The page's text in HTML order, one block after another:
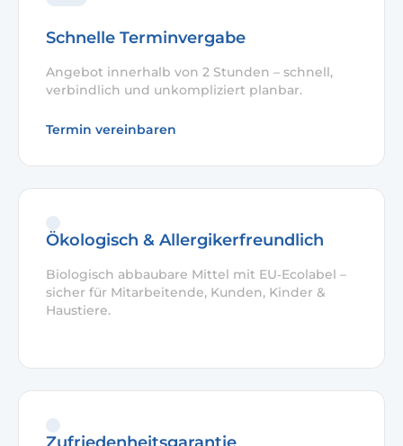
Schnelle Terminvergabe
Angebot innerhalb von 2 Stunden – schnell,
verbindlich und unkompliziert planbar.
Termin vereinbaren
Ökologisch & Allergikerfreundlich
Biologisch abbaubare Mittel mit EU‑Ecolabel –
sicher für Mitarbeitende, Kunden, Kinder &
Haustiere.